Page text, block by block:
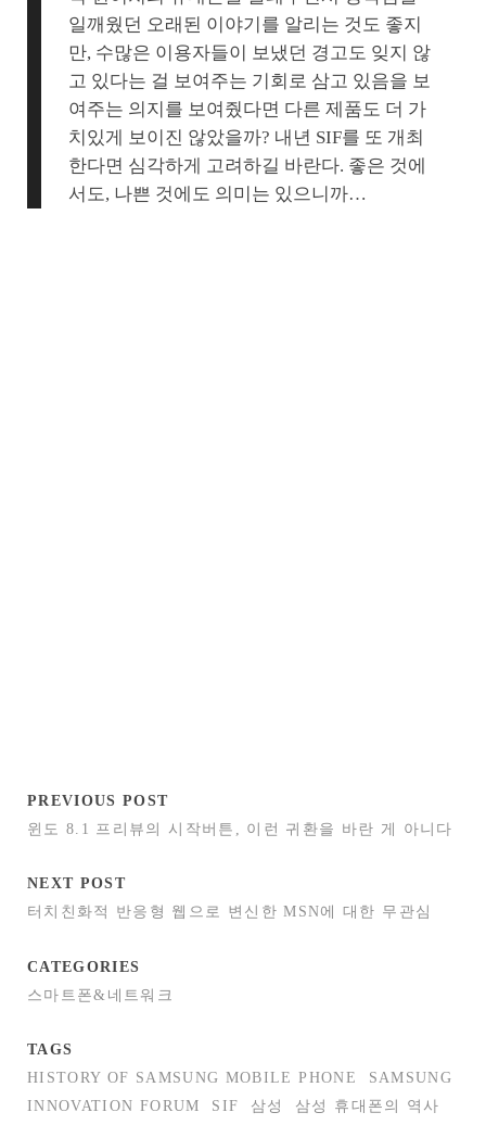
일깨웠던 오래된 이야기를 알리는 것도 좋지
만, 수많은 이용자들이 보냈던 경고도 잊지 않
고 있다는 걸 보여주는 기회로 삼고 있음을 보
여주는 의지를 보여줬다면 다른 제품도 더 가
치있게 보이진 않았을까? 내년 SIF를 또 개최
한다면 심각하게 고려하길 바란다. 좋은 것에
서도, 나쁜 것에도 의미는 있으니까…
PREVIOUS POST
윈도 8.1 프리뷰의 시작버튼, 이런 귀환을 바란 게 아니다
NEXT POST
터치친화적 반응형 웹으로 변신한 MSN에 대한 무관심
CATEGORIES
스마트폰&네트워크
TAGS
HISTORY OF SAMSUNG MOBILE PHONE
SAMSUNG
INNOVATION FORUM
SIF 삼성
삼성 휴대폰의 역사